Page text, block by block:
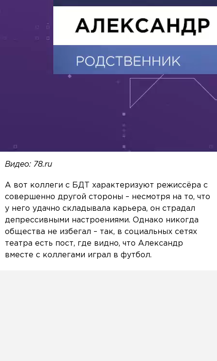
Видео: 78.ru
А вот коллеги с БДТ характеризуют режиссёра с
совершенно другой стороны – несмотря на то, что
у него удачно складывала карьера, он страдал
депрессивными настроениями. Однако никогда
общества не избегал – так, в социальных сетях
театра есть пост, где видно, что Александр
вместе с коллегами играл в футбол.